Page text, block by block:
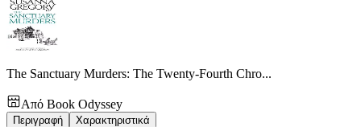
The Sanctuary Murders: The Twenty-Fourth Chro...
Από Book Odyssey
Περιγραφή Χαρακτηριστικά